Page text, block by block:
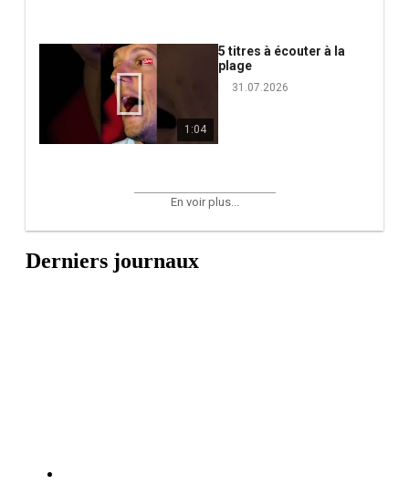
1:04
5 titres à écouter à la
plage
31.07.2026
En voir plus...
Derniers journaux